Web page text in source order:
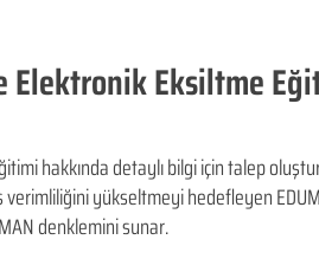
Elektronik Eksiltme
hakkında detaylı bilgi için talep
yükseltmeyi hedefleyen​
denklemini sunar.